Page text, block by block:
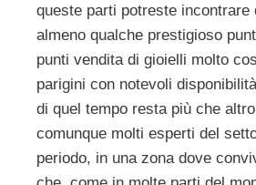
queste parti potreste
almeno qualche prestigioso
punti vendita di gioielli molto
parigini con notevoli
di quel tempo resta più che
comunque molti esperti del
periodo, in una zona dove